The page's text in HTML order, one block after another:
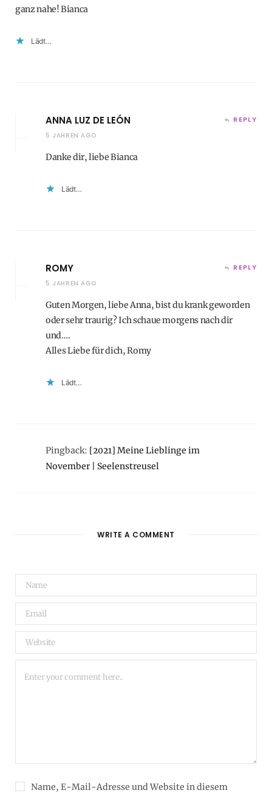
ganz nahe! Bianca
Lädt…
ANNA LUZ DE LEÓN
5 JAHREN AGO
REPLY
Danke dir, liebe Bianca
Lädt…
ROMY
5 JAHREN AGO
REPLY
Guten Morgen, liebe Anna, bist du krank geworden
oder sehr traurig? Ich schaue morgens nach dir
und….
Alles Liebe für dich, Romy
Lädt…
Pingback: [2021] Meine Lieblinge im
November | Seelenstreusel
WRITE A COMMENT
Name, E-Mail-Adresse und Website in diesem